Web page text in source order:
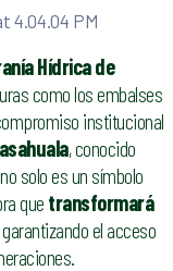
Hídrica de
como los embalses
institucional
, conocido
solo es un símbolo
que transformará
el acceso